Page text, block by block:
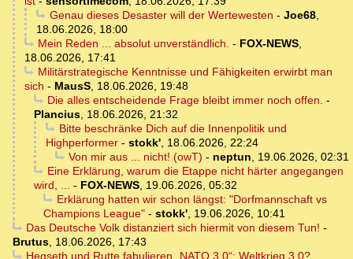
Genau dieses Desaster will der Wertewesten - Joe68,
18.06.2026, 18:00
Mein Reden ... absolut unverständlich. - FOX-NEWS,
18.06.2026, 17:41
Militärstrategische Kenntnisse und Fähigkeiten erwirbt man
sich - MausS, 18.06.2026, 19:48
Die alles entscheidende Frage bleibt immer noch offen. -
Plancius, 18.06.2026, 21:32
Bitte beschränke Dich auf die Innenpolitik und
Highperformer - stokk', 18.06.2026, 22:24
Von mir aus ... nicht! (owT) - neptun, 19.06.2026, 02:31
Eine Erklärung, warum die Etappe nicht härter angegangen
wird, ... - FOX-NEWS, 19.06.2026, 05:32
Erklärung hatten wir schon längst: "Dorfmannschaft vs
Champions League" - stokk', 19.06.2026, 10:41
Das Deutsche Volk distanziert sich hiermit von diesem Tun! -
Brutus, 18.06.2026, 17:43
Hegseth und Rutte fabulieren „NATO 3.0“: Weltkrieg 3.0? ....